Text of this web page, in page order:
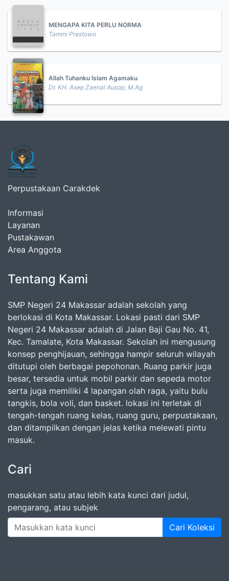
MENGAPA KITA PERLU NORMA
Tammi Prastowo
Allah Tuhanku Islam Agamaku
Dr. KH. Asep Zaenal Ausop, M.Ag
Perpustakaan Carakdek
Informasi
Layanan
Pustakawan
Area Anggota
Tentang Kami
SMP Negeri 24 Makassar adalah sekolah yang
berlokasi di Kota Makassar. Lokasi pasti dari SMP
Negeri 24 Makassar adalah di Jalan Baji Gau No. 41,
Kec. Tamalate, Kota Makassar. Sekolah ini mengusung
konsep penghijauan, sehingga hampir seluruh wilayah
ditutupi oleh berbagai pepohonan. Ruang parkir juga
besar, tersedia untuk mobil parkir dan sepeda motor
serta juga memiliki 4 lapangan olah raga, yaitu bulu
tangkis, bola voli, dan basket. lokasi ini terletak di
tengah-tengah ruang kelas, ruang guru, perpustakaan,
dan ditampilkan dengan jelas ketika melewati pintu
masuk.
Cari
masukkan satu atau lebih kata kunci dari judul,
pengarang, atau subjek
Cari Koleksi